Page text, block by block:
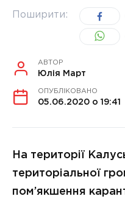
УКРАЇНА
Поширити:
АВТОР
Юлія Март
ОПУБЛІКОВАНО
05.06.2020 о 19:41
На території
територіальної
пом’якшення